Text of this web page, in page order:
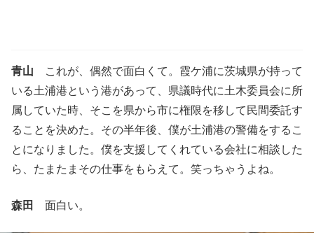
青山 これが、偶然で面白くて。霞ケ浦に茨城県が持って
いる土浦港という港があって、県議時代に土木委員会に所
属していた時、そこを県から市に権限を移して民間委託す
ることを決めた。その半年後、僕が土浦港の警備をするこ
とになりました。僕を支援してくれている会社に相談した
ら、たまたまその仕事をもらえて。笑っちゃうよね。
森田 面白い。